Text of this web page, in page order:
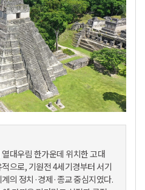
대우림 한가운데 위치한 고대
으로, 기원전 4세기경부터 서기
의 정치·경제·종교 중심지였다.